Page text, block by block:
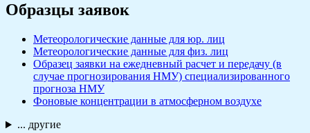
Образцы заявок
Метеорологические данные для юр. лиц
Метеорологические данные для физ. лиц
Образец заявки на ежедневный расчет и передачу (в
случае прогнозирования НМУ) специализированного
прогноза НМУ
Фоновые концентрации в атмосферном воздухе
... другие